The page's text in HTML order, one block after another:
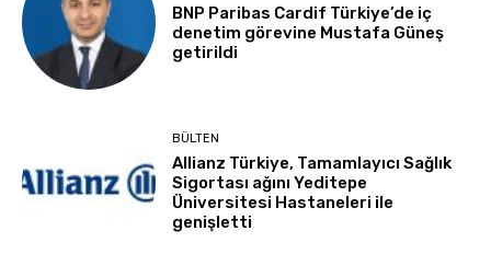
BNP Paribas Cardif Türkiye’de iç
denetim görevine Mustafa Güneş
getirildi
BÜLTEN
Allianz Türkiye, Tamamlayıcı Sağlık
Sigortası ağını Yeditepe
Üniversitesi Hastaneleri ile
genişletti